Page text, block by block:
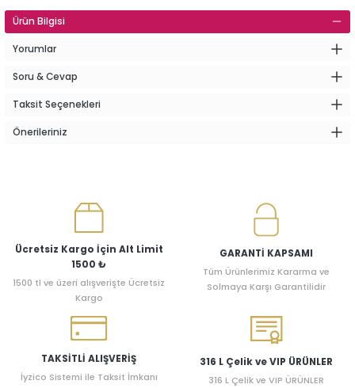
Ürün Bilgisi
Yorumlar
Soru & Cevap
Taksit Seçenekleri
Önerileriniz
Ücretsiz Kargo İçin Alt Limit
1500 ₺
1500 tl ve üzeri alışverişte Ücretsiz
Kargo
GARANTİ KAPSAMI
Tüm Ürünlerimiz Kararma ve
Solmaya Karşı Garantilidir
TAKSİTLİ ALIŞVERİŞ
İyzico Sistemi ile Taksit İmkanı
316 L Çelik ve VIP ÜRÜNLER
316 L Çelik ve VIP ÜRÜNLER